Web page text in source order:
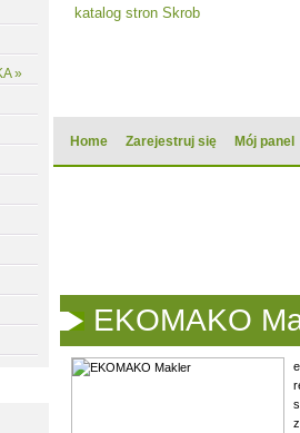
katalog stron Skrob
Home Zarejestruj się Mój panel
»
EKOMAKO